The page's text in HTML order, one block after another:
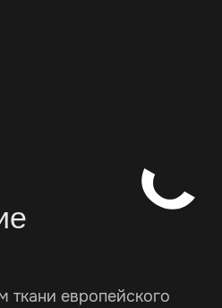
ткани европейского